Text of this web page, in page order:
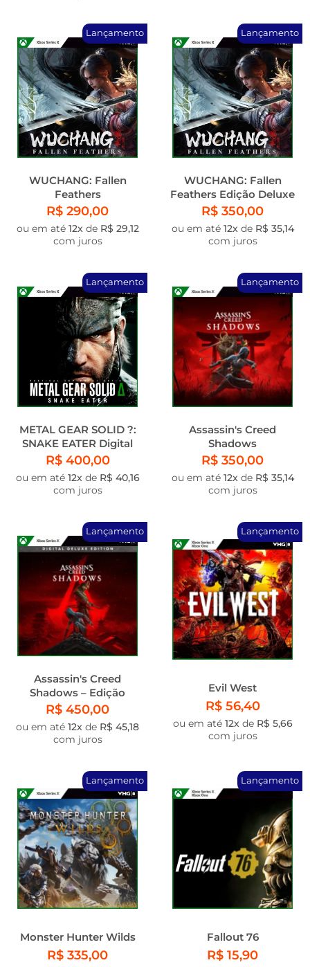
Lançamento
WUCHANG: Fallen
Feathers
R$ 290,00
ou em até 12xde R$ 29,12
com juros
Lançamento
WUCHANG: Fallen
Feathers Edição Deluxe
R$ 350,00
ou em até 12xde R$ 35,14
com juros
Lançamento
METAL GEAR SOLID ?:
SNAKE EATER Digital
Deluxe Edition
R$ 400,00
ou em até 12xde R$ 40,16
com juros
Lançamento
Assassin's Creed
Shadows
R$ 350,00
ou em até 12xde R$ 35,14
com juros
Lançamento
Assassin's Creed
Shadows – Edição
Deluxe Digital
R$ 450,00
ou em até 12x de R$ 45,18
com juros
Lançamento
Evil West
R$ 56,40
ou em até 12xde R$ 5,66
com juros
Lançamento
Monster Hunter Wilds
R$ 335,00
Lançamento
Fallout 76
R$ 15,90